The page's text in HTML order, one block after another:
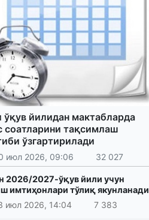
ўқув йилидан мактабларда
соатларини тақсимлаш
ўзгартирилади
июл 2026, 09:06 32 027
2026/2027-ўқув йили учун
имтиҳонлари тўлиқ якунланади
июл 2026, 14:04
7 383